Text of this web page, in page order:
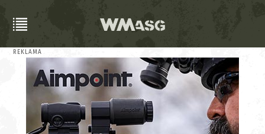
REKLAMA